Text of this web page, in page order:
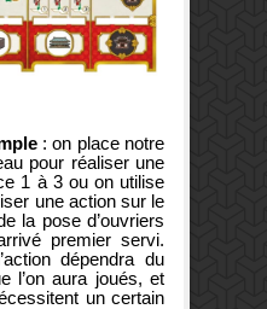
: on place notre
pour réaliser une
1 à 3 ou on utilise
une action sur le
la pose d’ouvriers
premier servi.
dépendra du
l’on aura joués, et
un certain